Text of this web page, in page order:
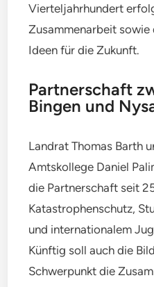
Vierteljahrhundert
Zusammenarbeit
Ideen für die Zukunft.
Partnerschaft
Bingen und
Landrat Thomas Barth
Amtskollege Daniel
die Partnerschaft seit
Katastrophenschutz,
und internationalem
Künftig soll auch die
Schwerpunkt die